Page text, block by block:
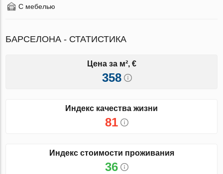
С мебелью
БАРСЕЛОНА - СТАТИСТИКА
Цена за м², €
358
Индекс качества жизни
81
Индекс стоимости проживания
36